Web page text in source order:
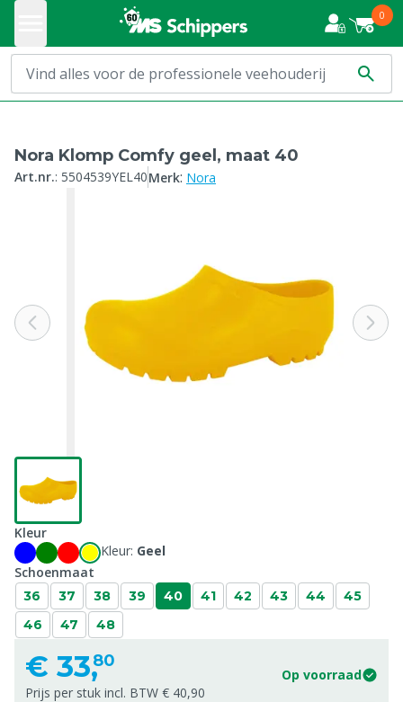
0
Nora Klomp Comfy geel, maat 40
Art.nr.: 5504539YEL40Merk: Nora
Kleur
Kleur: Geel
Schoenmaat
36 37 38 39 40 41 42 43 44
45
46
47 48
€ 33,80
Op voorraad
Prijs per stuk incl. BTW € 40,90